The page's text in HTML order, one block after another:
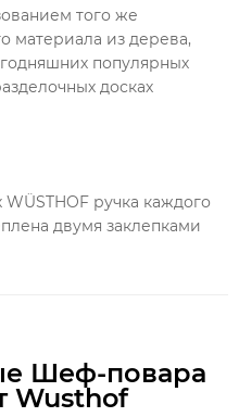
того же
материала из дерева,
популярных
досках
ручка каждого
двумя заклепками
Шеф-повара
Wusthof